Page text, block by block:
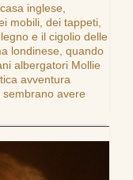
inglese,
mobili, dei tappeti,
e il cigolio delle
londinese, quando
albergatori Mollie
avventura
avere